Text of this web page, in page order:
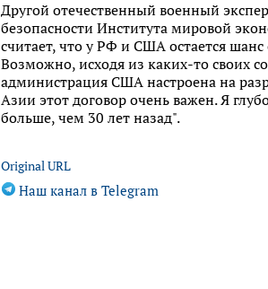
Другой отечественный военный
безопасности Института мировой
считает, что у РФ и США остается
Возможно, исходя из каких-то своих
администрация США настроена на
Азии этот договор очень важен. Я
больше, чем 30 лет назад".
Original URL
Наш канал в Telegram